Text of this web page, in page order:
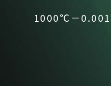
ハロゲンラン
ご紹介動画
1000℃－0.001
圧倒的なハイ
ハロゲンラン
ご紹介動画